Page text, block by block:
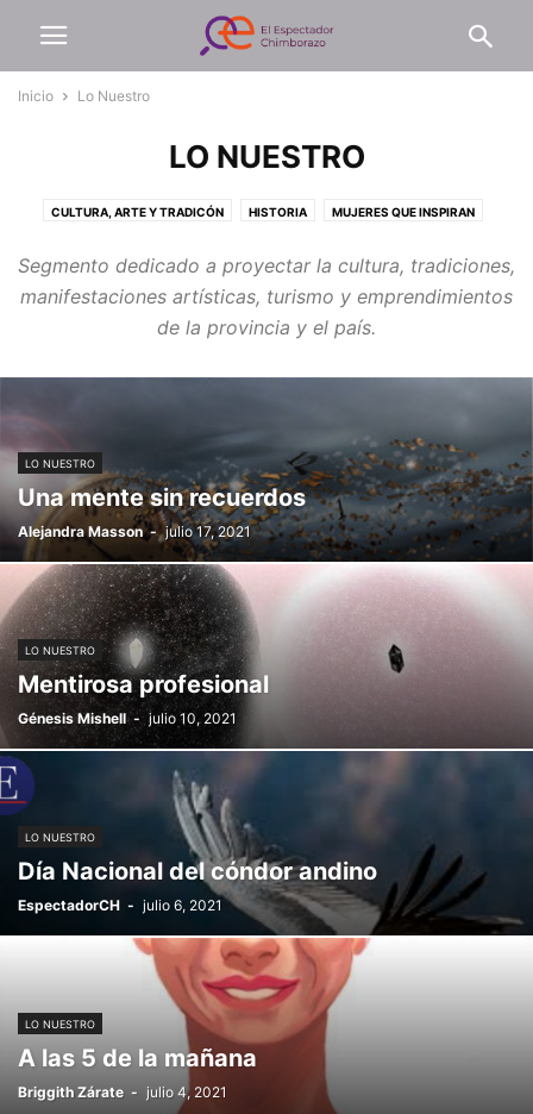
Inicio Lo Nuestro
LO NUESTRO
CULTURA, ARTE Y TRADICÓN HISTORIA MUJERES QUE INSPIRAN
Segmento dedicado a proyectar la cultura, tradiciones,
manifestaciones artísticas, turismo y emprendimientos
de la provincia y el país.
LO NUESTRO
Una mente sin recuerdos
Alejandra Masson - julio 17, 2021
LO NUESTRO
Mentirosa profesional
Génesis Mishell - julio 10, 2021
LO NUESTRO
Día Nacional del cóndor andino
EspectadorCH - julio 6, 2021
LO NUESTRO
A las 5 de la mañana
Briggith Zárate - julio 4, 2021